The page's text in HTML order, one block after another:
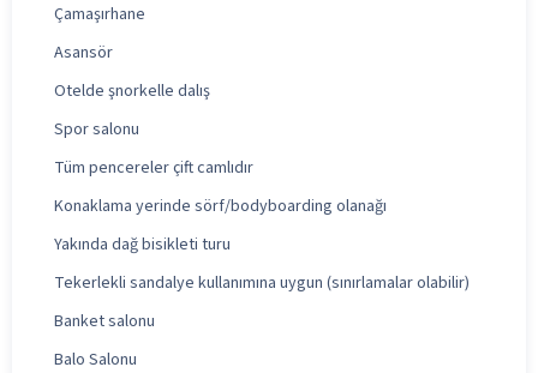
Çamaşırhane
Asansör
Otelde şnorkelle dalış
Spor salonu
Tüm pencereler çift camlıdır
Konaklama yerinde sörf/bodyboarding olanağı
Yakında dağ bisikleti turu
Tekerlekli sandalye kullanımına uygun (sınırlamalar olabilir)
Banket salonu
Balo Salonu